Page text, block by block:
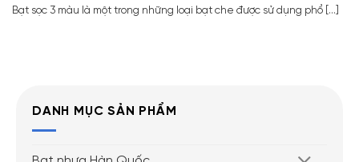
DANH MỤC SẢN PHẨM
Bạt sọc 3 màu là một trong những loại bạt che được sử dụng phổ [...]